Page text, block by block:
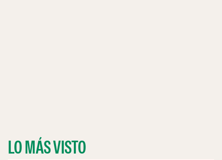
LO MÁS VISTO